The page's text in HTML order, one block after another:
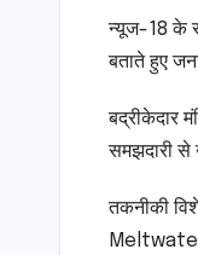
न्यूज-18 के
बताते हुए
बद्रीकेदार
समझदारी से
तकनीकी